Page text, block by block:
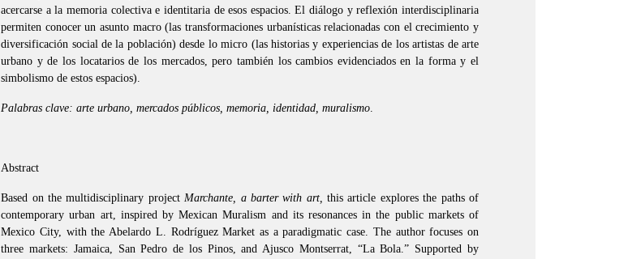
acercarse a la memoria colectiva e identitaria de esos espacios. El diálogo y reflexión interdisciplinaria
permiten conocer un asunto macro (las transformaciones urbanísticas relacionadas con el crecimiento y
diversificación social de la población) desde lo micro (las historias y experiencias de los artistas de arte
urbano y de los locatarios de los mercados, pero también los cambios evidenciados en la forma y el
simbolismo de estos espacios).
Palabras clave: arte urbano, mercados públicos, memoria, identidad, muralismo.
Abstract
Based on the multidisciplinary projectMarchante, a barter with art, this article explores the paths of
contemporary urban art, inspired by Mexican Muralism and its resonances in the public markets of
Mexico City, with the Abelardo L. Rodríguez Market as a paradigmatic case. The author focuses on
three markets: Jamaica, San Pedro de los Pinos, and Ajusco Montserrat, “La Bola.” Supported by